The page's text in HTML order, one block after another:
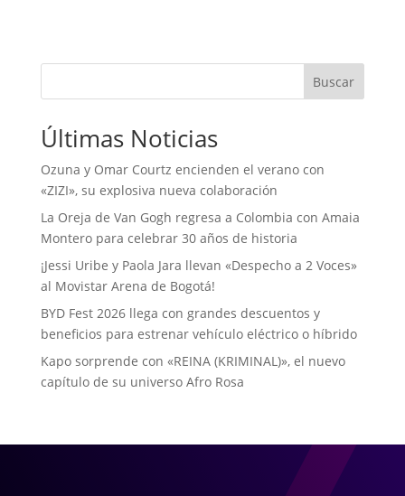
Buscar
Últimas Noticias
Ozuna y Omar Courtz encienden el verano con
«ZIZI», su explosiva nueva colaboración
La Oreja de Van Gogh regresa a Colombia con Amaia
Montero para celebrar 30 años de historia
¡Jessi Uribe y Paola Jara llevan «Despecho a 2 Voces»
al Movistar Arena de Bogotá!
BYD Fest 2026 llega con grandes descuentos y
beneficios para estrenar vehículo eléctrico o híbrido
Kapo sorprende con «REINA (KRIMINAL)», el nuevo
capítulo de su universo Afro Rosa